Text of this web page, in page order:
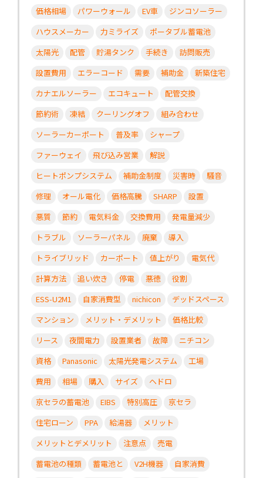
価格相場
パワーウォール EV車
ジンコソーラー
ハウスメーカー
力ミライズ
ポータブル蓄電池
太陽光
配管 貯湯タンク 手続き
訪問販売
設置費用
エラーコード 需要 補助金
新築住宅
カナエルソーラー
エコキュート
配管交換
節約術
凍結 クーリングオフ
組み合わせ
ソーラーカーポート
普及率
シャープ
ファーウェイ
飛び込み営業
解説
ヒートポンプシステム
補助金制度 災害時
騒音
修理
オール電化 価格高騰 SHARP
設置
悪質
節約 電気料金 交換費用
発電量減少
トラブル
ソーラーパネル 廃棄
導入
トライブリッド
カーポート 値上がり
電気代
計算方法
追い炊き 停電 悪徳
役割
ESS-U2M1
自家消費型 nichicon
デッドスペース
マンション
メリット・デメリット
価格比較
リース
夜間電力 設置業者 故障
ニチコン
資格
Panasonic 太陽光発電システム
工場
費用
相場 購入 サイズ
ヘドロ
京セラの蓄電池
EIBS 特別高圧
京セラ
住宅ローン
PPA 給湯器
メリット
メリットとデメリット
注意点
売電
蓄電池の種類
蓄電池と V2H機器
自家消費